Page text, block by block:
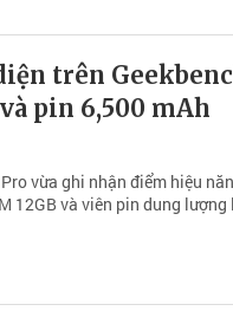
trên
pin 6,500 mAh
vừa ghi nhận điểm hiệu
12GB và viên pin dung